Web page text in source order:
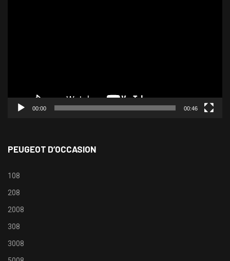
00:00 00:46
PEUGEOT D’OCCASION
108
208
2008
308
3008